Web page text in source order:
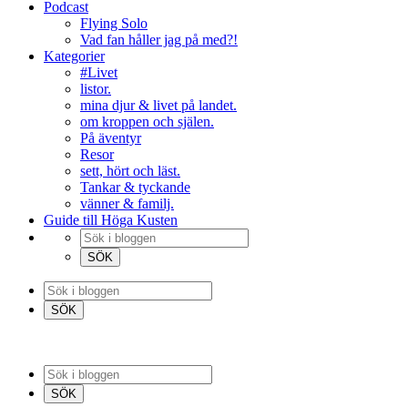
Podcast
Flying Solo
Vad fan håller jag på med?!
Kategorier
#Livet
listor.
mina djur & livet på landet.
om kroppen och själen.
På äventyr
Resor
sett, hört och läst.
Tankar & tyckande
vänner & familj.
Guide till Höga Kusten